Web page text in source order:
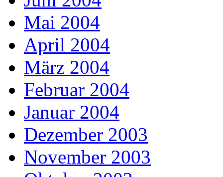
Mai 2004
April 2004
März 2004
Februar 2004
Januar 2004
Dezember 2003
November 2003